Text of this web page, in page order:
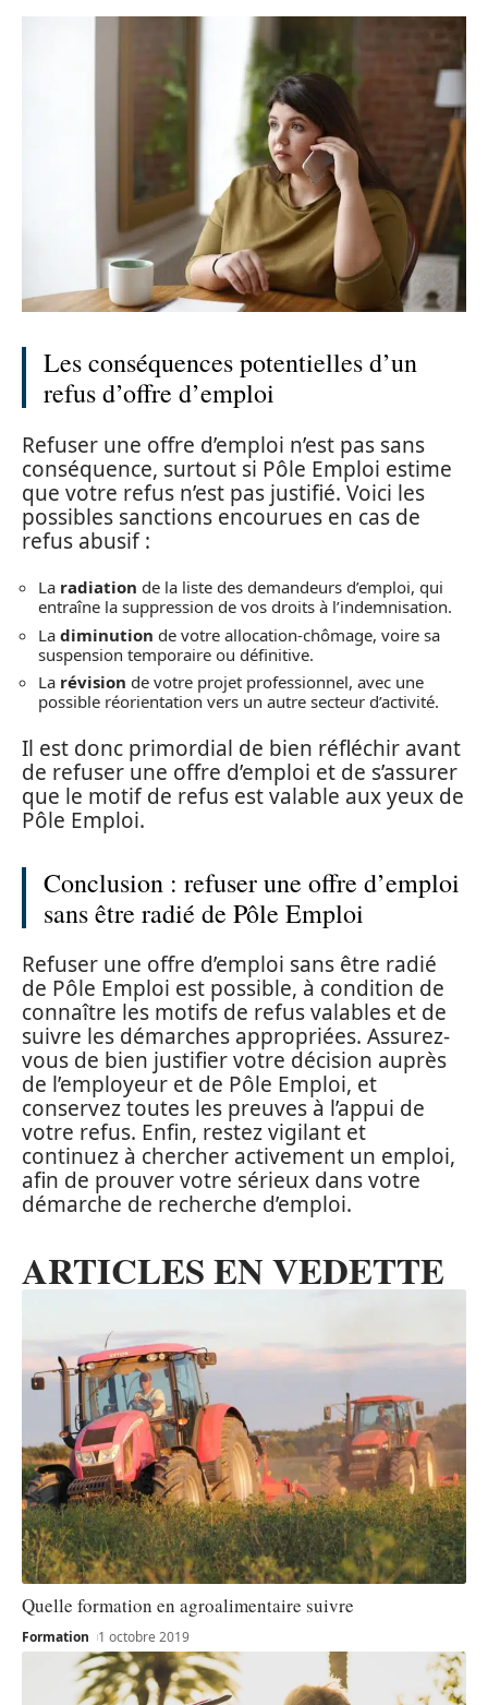
Les conséquences potentielles d’un
refus d’offre d’emploi
Refuser une offre d’emploi n’est pas sans
conséquence, surtout si Pôle Emploi estime
que votre refus n’est pas justifié. Voici les
possibles sanctions encourues en cas de
refus abusif :
La radiation de la liste des demandeurs d’emploi, qui
entraîne la suppression de vos droits à l’indemnisation.
La diminution de votre allocation-chômage, voire sa
suspension temporaire ou définitive.
La révision de votre projet professionnel, avec une
possible réorientation vers un autre secteur d’activité.
Il est donc primordial de bien réfléchir avant
de refuser une offre d’emploi et de s’assurer
que le motif de refus est valable aux yeux de
Pôle Emploi.
Conclusion : refuser une offre d’emploi
sans être radié de Pôle Emploi
Refuser une offre d’emploi sans être radié
de Pôle Emploi est possible, à condition de
connaître les motifs de refus valables et de
suivre les démarches appropriées. Assurez-
vous de bien justifier votre décision auprès
de l’employeur et de Pôle Emploi, et
conservez toutes les preuves à l’appui de
votre refus. Enfin, restez vigilant et
continuez à chercher activement un emploi,
afin de prouver votre sérieux dans votre
démarche de recherche d’emploi.
ARTICLES EN VEDETTE
Quelle formation en agroalimentaire suivre
Formation 1 octobre 2019